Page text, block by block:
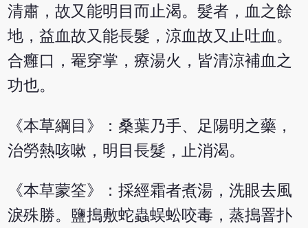
清肅，故又能明目而止渴。髮者，血之餘
地，益血故又能長髮，涼血故又止吐血。
合癰口，罨穿掌，療湯火，皆清涼補血之
功也。
《本草綱目》：桑葉乃手、足陽明之藥，
治勞熱咳嗽，明目長髮，止消渴。
《本草蒙筌》：採經霜者煮湯，洗眼去風
淚殊勝。鹽搗敷蛇蟲蜈蚣咬毒，蒸搗罯扑